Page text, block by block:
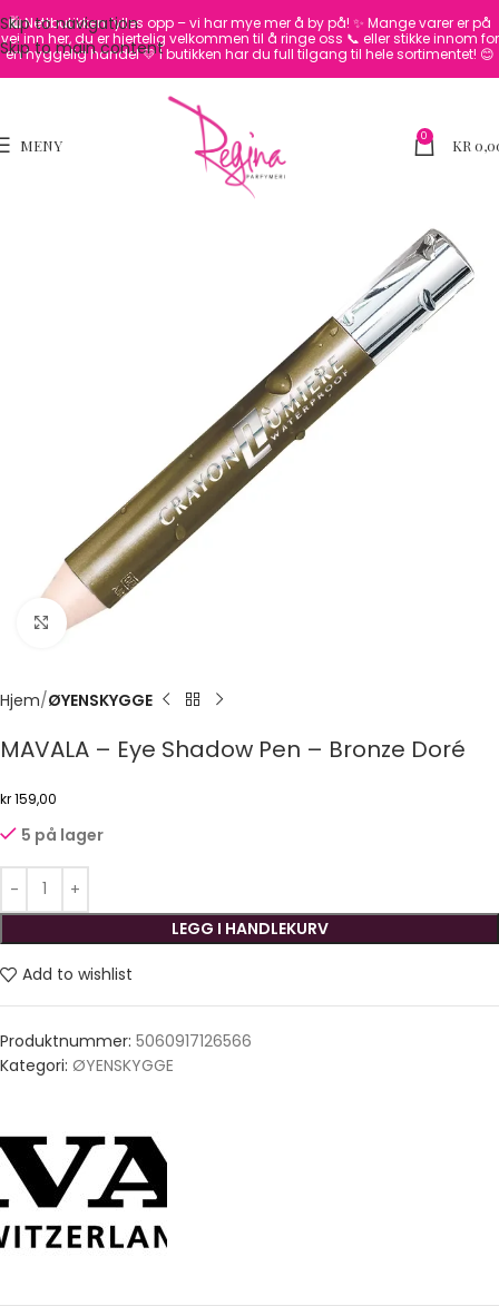
Skip to navigation
Skip to main content
🛍️ Nettbutikken fylles opp – vi har mye mer å by på! ✨ Mange varer er på
vei inn her, du er hjertelig velkommen til å ringe oss 📞 eller stikke innom for
en hyggelig handel 💛I butikken har du full tilgang til hele sortimentet! 😊
MENY 0 KR
Click to enlarge
Hjem ØYENSKYGGE
MAVALA – Eye Shadow Pen – Bronze Doré
kr159,00
5 på lager
LEGG I HANDLEKURV
Add to wishlist
Produktnummer: 5060917126566
Kategori: ØYENSKYGGE